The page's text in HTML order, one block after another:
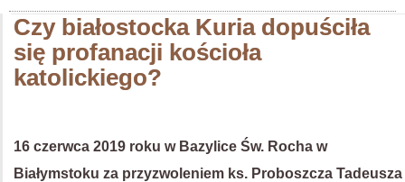
Czy białostocka Kuria dopuściła
się profanacji kościoła
katolickiego?
16 czerwca 2019 roku w Bazylice Św. Rocha w
Białymstoku za przyzwoleniem ks. Proboszcza Tadeusza